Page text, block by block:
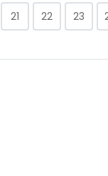
21 22 23